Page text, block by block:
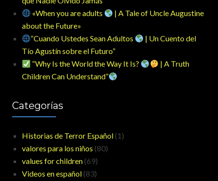
«When you are adults
| A Tale of Uncle Augustine
about the Future»
“Cuando Ustedes Sean Adultos
| Un Cuento del
Tío Agustín sobre el Futuro”
“Why Is the World the Way It Is?
| A Truth
Children Can Understand”
Categorías
Historias de Terror Español (1)
valores para los niños (80)
values for children (69)
Videos en español (83)